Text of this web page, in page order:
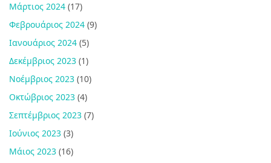
Μάρτιος 2024 (17)
Φεβρουάριος 2024 (9)
Ιανουάριος 2024 (5)
Δεκέμβριος 2023 (1)
Νοέμβριος 2023 (10)
Οκτώβριος 2023 (4)
Σεπτέμβριος 2023 (7)
Ιούνιος 2023 (3)
Μάιος 2023 (16)